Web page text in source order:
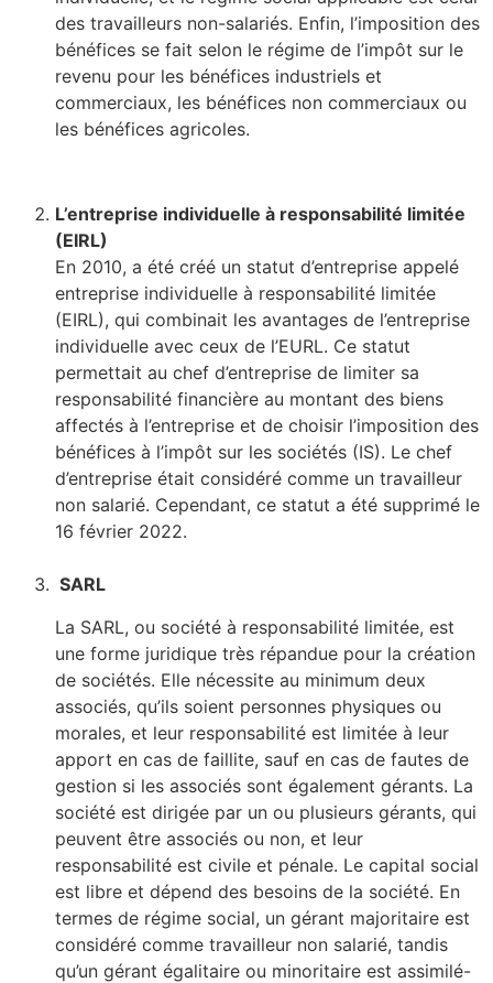
des travailleurs non-salariés. Enfin, l’imposition des
bénéfices se fait selon le régime de l’impôt sur le
revenu pour les bénéfices industriels et
commerciaux, les bénéfices non commerciaux ou
les bénéfices agricoles.
L’entreprise individuelle à responsabilité limitée
(EIRL)
En 2010, a été créé un statut d’entreprise appelé
entreprise individuelle à responsabilité limitée
(EIRL), qui combinait les avantages de l’entreprise
individuelle avec ceux de l’EURL. Ce statut
permettait au chef d’entreprise de limiter sa
responsabilité financière au montant des biens
affectés à l’entreprise et de choisir l’imposition des
bénéfices à l’impôt sur les sociétés (IS). Le chef
d’entreprise était considéré comme un travailleur
non salarié. Cependant, ce statut a été supprimé le
16 février 2022.
SARL
La SARL, ou société à responsabilité limitée, est
une forme juridique très répandue pour la création
de sociétés. Elle nécessite au minimum deux
associés, qu’ils soient personnes physiques ou
morales, et leur responsabilité est limitée à leur
apport en cas de faillite, sauf en cas de fautes de
gestion si les associés sont également gérants. La
société est dirigée par un ou plusieurs gérants, qui
peuvent être associés ou non, et leur
responsabilité est civile et pénale. Le capital social
est libre et dépend des besoins de la société. En
termes de régime social, un gérant majoritaire est
considéré comme travailleur non salarié, tandis
qu’un gérant égalitaire ou minoritaire est assimilé-